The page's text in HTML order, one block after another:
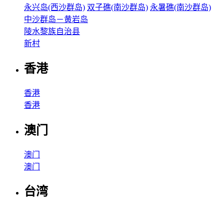
永兴岛(西沙群岛) 双子礁(南沙群岛) 永暑礁(南沙群岛)
中沙群岛－黄岩岛
陵水黎族自治县
新村
香港
香港
香港
澳门
澳门
澳门
台湾